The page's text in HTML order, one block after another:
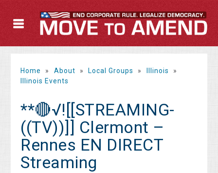
Home » About » Local Groups » Illinois
»
Illinois Events
**🔴√![[STREAMING-
((TV))]] Clermont –
Rennes EN DIRECT
Streaming